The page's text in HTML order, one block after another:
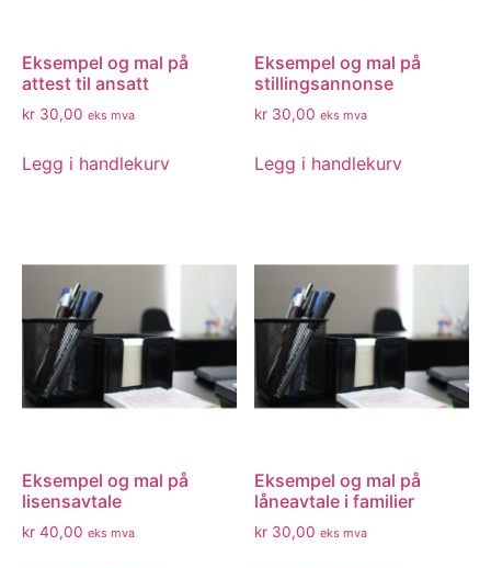
Eksempel og mal på
attest til ansatt
kr 30,00 eks mva
Legg i handlekurv
Eksempel og mal på
stillingsannonse
kr 30,00 eks mva
Legg i handlekurv
Eksempel og mal på
lisensavtale
kr 40,00 eks mva
Eksempel og mal på
låneavtale i familier
kr 30,00 eks mva